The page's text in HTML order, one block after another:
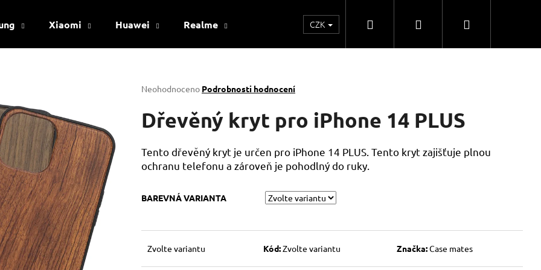
Xiaomi Huawei Realme Kontakty Obchodní spolupráce
CZK Hledat PřihlášeníNákupní
Průměrné
produktu
5
hvězdiček.
Neohodnoceno Podrobnosti hodnocení
Dřevěný kryt pro iPhone 14 PLUS
Tento dřevěný kryt je určen pro iPhone 14 PLUS. Tento kryt zajišťuje plnou
ochranu telefonu a zároveň je pohodlný do ruky.
BAREVNÁ VARIANTA
Zvolte variantu Kód:Zvolte variantu Značka:Case mates
HLEDAT
Doporučujeme